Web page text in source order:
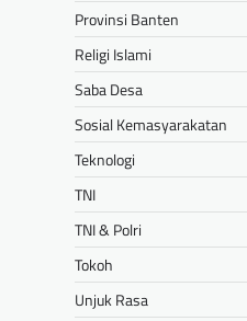
Provinsi Banten
Religi Islami
Saba Desa
Sosial Kemasyarakatan
Teknologi
TNI
TNI & Polri
Tokoh
Unjuk Rasa